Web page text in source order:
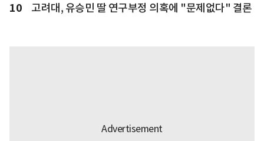
10 고려대, 유승민 딸 연구부정 의혹에 "문제없다" 결론